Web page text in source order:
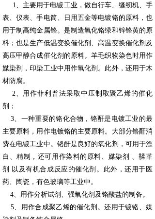
1、主要用于电镀工业，做自行车、缝纫机、手
表、仪表、手电筒、日用五金等电镀铬的原料，也
用于制高纯金属铬。是制造氧化铬绿和锌铬黄的原
料；也是生产低温变换催化剂、高温变换催化剂及
高压甲醇合成催化剂的原料。羊毛织物染色时用作
媒染剂，印染工业中用作氧化剂。此外，还用于木
材防腐。
2、用作菲利普法采取中压制取聚乙烯的催化
剂；
3、一种重要的铬化合物，铬酐是电镀工业的最
主要原料，用作电镀铬的主要原料。大部分铬酐消
费在电镀工业中。铬酐是良好的氧化剂，可用于漂
白、精制，还可用作染料的原料、媒染剂 、鞣革
剂 以及有机合成反应的催化剂。此外，还用于医
药、陶瓷，有色玻璃等工业中。
4、用作分析试剂、强氧化剂及铬酸盐的制备。
5、用作合成聚乙烯的催化剂。还用于镀铬、媒